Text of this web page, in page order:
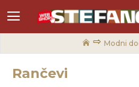
Modni
Rančevi